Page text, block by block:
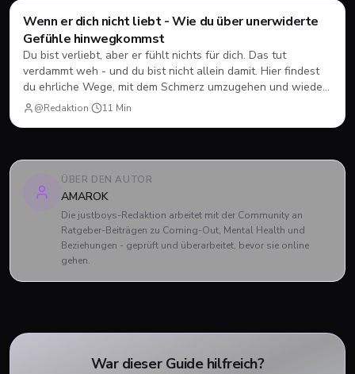
💘Dating
Wenn er dich nicht liebt - Wie du über unerwiderte
Gefühle hinwegkommst
Du bist verliebt, aber er fühlt nichts für dich. Das tut
verdammt weh - und du bist nicht allein damit. Hier findest
du ehrliche Wege, mit dem Schmerz umzugehen und wieder
nach vorne zu schauen.
@Redaktion· 11 Min
ÜBER DEN AUTOR
AMAROK
Die justboys-Redaktion arbeitet mit der Community an
Ratgeber-Beiträgen zu Coming-Out, Mental Health und
Beziehungen - geprüft und überarbeitet, bevor sie online
gehen.
War dieser Guide hilfreich?